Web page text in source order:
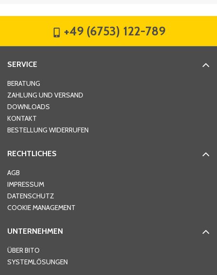
Hausnummer
Ort*
Telefon
+49 (6753) 122-789
SERVICE
BERATUNG
ZAHLUNG UND VERSAND
DOWNLOADS
KONTAKT
BESTELLUNG WIDERRUFEN
RECHTLICHES
AGB
IMPRESSUM
DATENSCHUTZ
COOKIE MANAGEMENT
UNTERNEHMEN
ÜBER BITO
SYSTEMLÖSUNGEN